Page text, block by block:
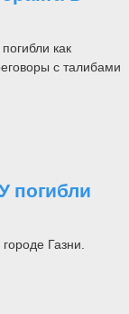
как
с талибами
погибли
Газни.